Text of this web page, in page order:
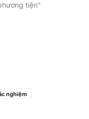
tiện"
nghiệm